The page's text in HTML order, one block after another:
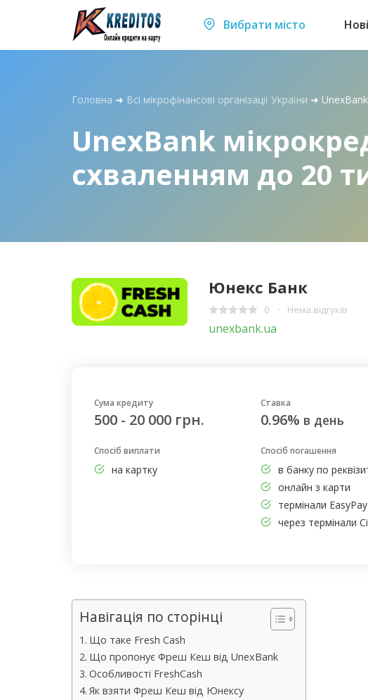
Вибрати місто
Головна ➜ Всі мікрофінансові організації України ➜
UnexBank
схваленням до 20
Юнекс Банк
0 Нема відгуків
unexbank.ua
Сума кредиту
500 - 20 000 грн.
Ставка
0.96% в день
Спосіб виплати
на картку
Спосіб погашення
в банку по
онлайн з карти
термінали EasyPay
через термінали
Навігація по сторінці
Що таке Fresh Cash
Що пропонує Фреш Кеш від UnexBank
Особливості FreshCash
Як взяти Фреш Кеш від Юнексу